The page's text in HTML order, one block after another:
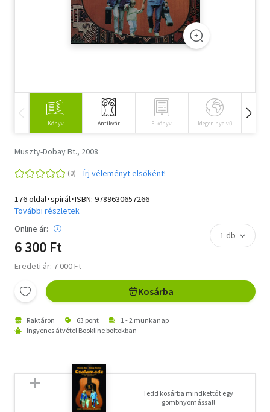
Társadalomtudomány
Természettudomány
Könyv Antikvár E-könyv Idegen nyelvű
Muszty-Dobay Bt., 2008
Írj véleményt elsőként!
176 oldal･spirál･ISBN: 9789630657266
További részletek
Online ár:
6 300 Ft
Eredeti ár: 7 000 Ft
Kosárba
Raktáron 63 pont
1 - 2 munkanap
Ingyenes átvétel Bookline boltokban
Tedd kosárba mindkettőt egy
gombnyomással!